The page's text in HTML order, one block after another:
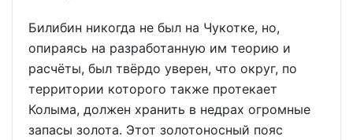
Билибин никогда не был на Чукотке, но,
опираясь на разработанную им теорию и
расчёты, был твёрдо уверен, что округ, по
территории которого также протекает
Колыма, должен хранить в недрах огромные
запасы золота. Этот золотоносный пояс